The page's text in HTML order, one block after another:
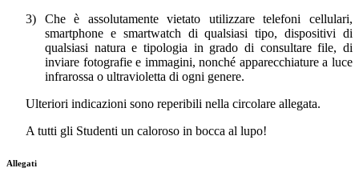
3) Che è assolutamente vietato utilizzare telefoni cellulari,
smartphone e smartwatch di qualsiasi tipo, dispositivi di
qualsiasi natura e tipologia in grado di consultare file, di
inviare fotografie e immagini, nonché apparecchiature a luce
infrarossa o ultravioletta di ogni genere.
Ulteriori indicazioni sono reperibili nella circolare allegata.
A tutti gli Studenti un caloroso in bocca al lupo!
Allegati